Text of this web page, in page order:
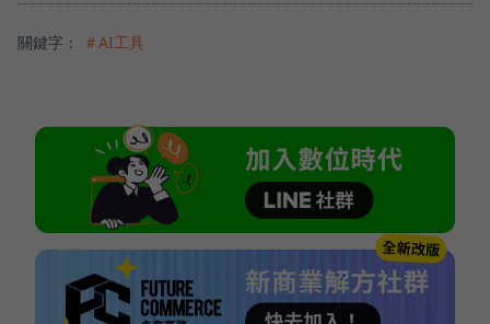
關鍵字： ＃AI工具